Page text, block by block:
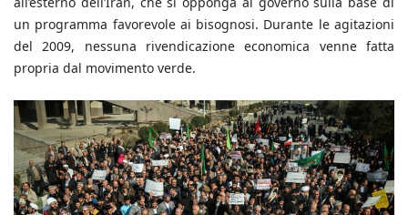
un programma favorevole ai bisognosi. Durante le agitazioni
del 2009, nessuna rivendicazione economica venne fatta
propria dal movimento verde.